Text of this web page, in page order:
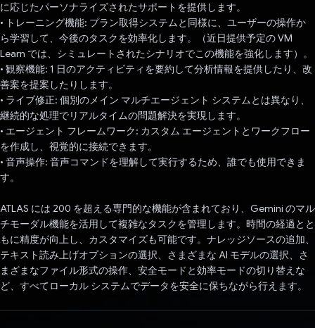
に応じたパーソナライズされたサポートを提供します。
• トレーニング機能: プラン取得システムと同様に、ユーザーの操作か
ら学習して、今後のタスクを効率化します。（近日提供予定の VM
Learn では、シミュレートされたシナリオでこの機能を強化します）。
• 観察機能: 1 日のアクティビティを要約して分析情報を提供したり、改
善案を提案したりします。
• ライブ修正: 個別のメイン マルチエージェント システムとは異なり、
継続的な処理でリアルタイムの問題解決を実現します。
• エージェント フレームワーク: カスタム エージェントとワークフロー
を作成し、視覚的に接続できます。
• 音声操作: 音声コマンドを理解して実行するため、誰でも使用できま
す。
ATLAS には 200 を超える専門的な機能が含まれており、Gemini のマル
チモーダル機能を活用して複雑なタスクを管理します。時間の経過とと
もに精度が向上し、カスタマイズも可能です。ナレッジソースの追加、
テキスト読み上げオプションの選択、さまざまな AI モデルの選択、さ
まざまなファイル形式の操作、安全モードと効率モードの切り替えな
ど、すべてローカル システムでデータを安全に保ちながら行えます。